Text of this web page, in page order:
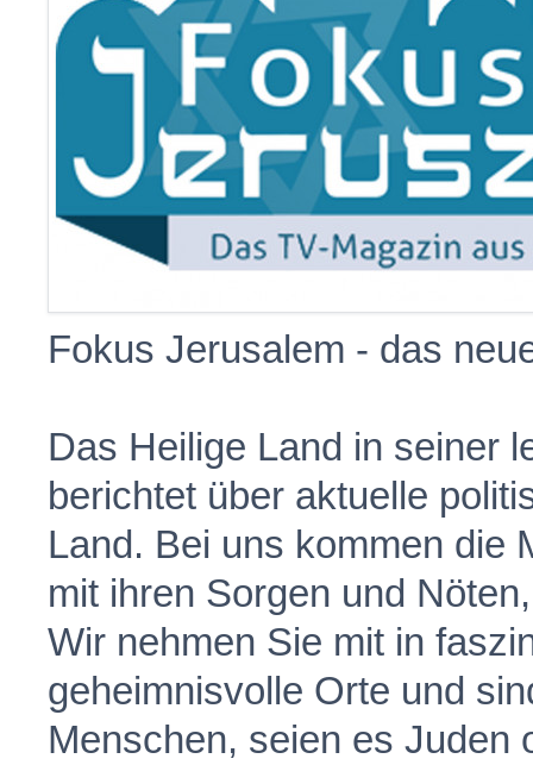
Fokus Jerusalem - das
Das Heilige Land in seiner
berichtet über aktuelle
Land. Bei uns kommen die
mit ihren Sorgen und
Wir nehmen Sie mit in
geheimnisvolle Orte und
Menschen, seien es Juden